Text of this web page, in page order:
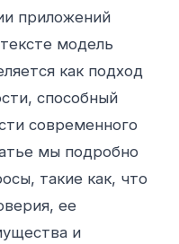
приложений
модель
как подход
способный
современного
мы подробно
такие как, что
ее
и